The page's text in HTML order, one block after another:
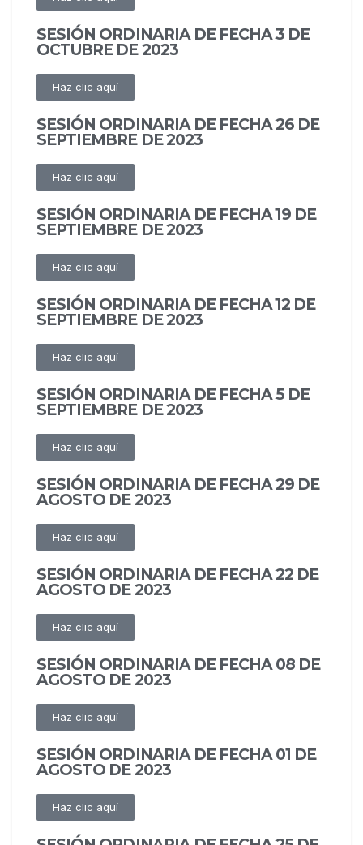
SESIÓN ORDINARIA DE FECHA 3 DE
OCTUBRE DE 2023
Haz clic aquí
SESIÓN ORDINARIA DE FECHA 26 DE
SEPTIEMBRE DE 2023
Haz clic aquí
SESIÓN ORDINARIA DE FECHA 19 DE
SEPTIEMBRE DE 2023
Haz clic aquí
SESIÓN ORDINARIA DE FECHA 12 DE
SEPTIEMBRE DE 2023
Haz clic aquí
SESIÓN ORDINARIA DE FECHA 5 DE
SEPTIEMBRE DE 2023
Haz clic aquí
SESIÓN ORDINARIA DE FECHA 29 DE
AGOSTO DE 2023
Haz clic aquí
SESIÓN ORDINARIA DE FECHA 22 DE
AGOSTO DE 2023
Haz clic aquí
SESIÓN ORDINARIA DE FECHA 08 DE
AGOSTO DE 2023
Haz clic aquí
SESIÓN ORDINARIA DE FECHA 01 DE
AGOSTO DE 2023
Haz clic aquí